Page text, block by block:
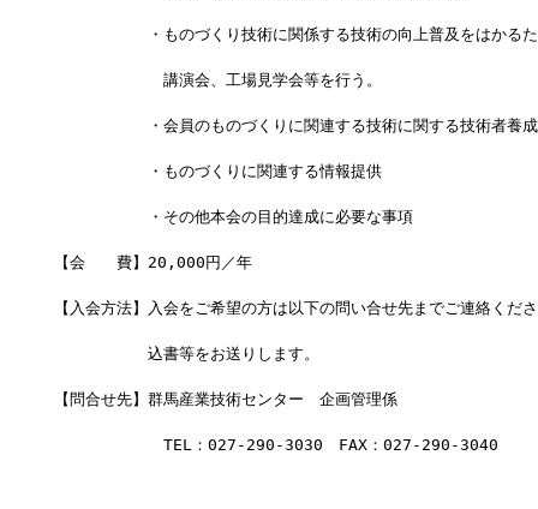
・ものづくり技術に関係する技術の向上普及をはかるた
講演会、工場見学会等を行う。
・会員のものづくりに関連する技術に関する技術者養成
・ものづくりに関連する情報提供
・その他本会の目的達成に必要な事項
【会　　費】20,000円／年
【入会方法】入会をご希望の方は以下の問い合せ先までご連絡くだ
込書等をお送りします。
【問合せ先】群馬産業技術センター　企画管理係
TEL：027-290-3030　FAX：027-290-3040